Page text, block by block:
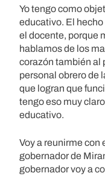
Yo tengo como
educativo. El
el docente, porque
hablamos de los
corazón también al
personal obrero de
que logran que
tengo eso muy
educativo.
Voy a reunirme con
gobernador de
gobernador voy a